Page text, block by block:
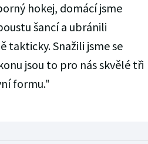
hokej, domácí jsme
šancí a ubránili
Snažili jsme se
jsou to pro nás skvělé tři
formu."